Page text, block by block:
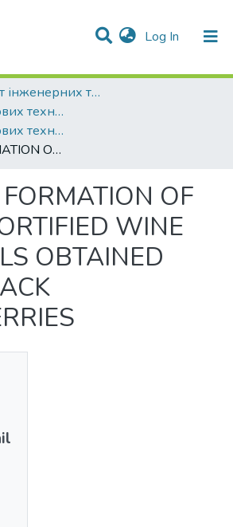
Log In (current)
Факультет інженерних технологій та професійної освіти
Кафедра харчових технологій
Кафедра харчових технологій
QUALITY FORMATION OF THE UNFORTIFIED WINE MATERIALS OBTAINED FROM BLACK ELDERBERRIES
OF
WINE
OBTAINED